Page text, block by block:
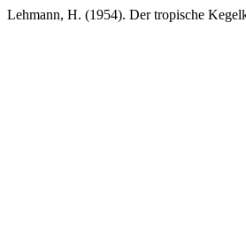
Lehmann, H. (1954). Der tropische